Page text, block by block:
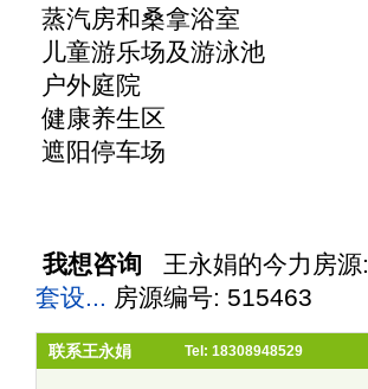
蒸汽房和桑拿浴室
儿童游乐场及游泳池
户外庭院
健康养生区
遮阳停车场
我想咨询 王永娟的今力房源:
套设... 房源编号: 515463
联系王永娟 Tel: 18308948529